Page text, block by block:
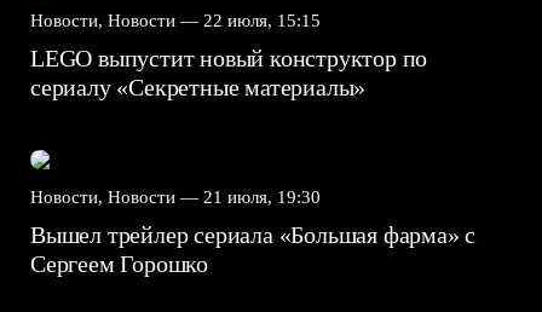
Новости, Новости — 22 июля, 15:15
LEGO выпустит новый конструктор по
сериалу «Секретные материалы»
Новости, Новости — 21 июля, 19:30
Вышел трейлер сериала «Большая фарма» с
Сергеем Горошко